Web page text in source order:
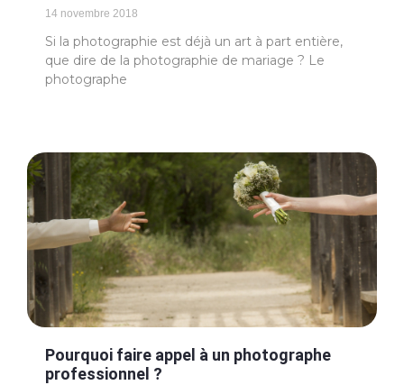
14 novembre 2018
Si la photographie est déjà un art à part entière,
que dire de la photographie de mariage ? Le
photographe
Pourquoi faire appel à un photographe
professionnel ?